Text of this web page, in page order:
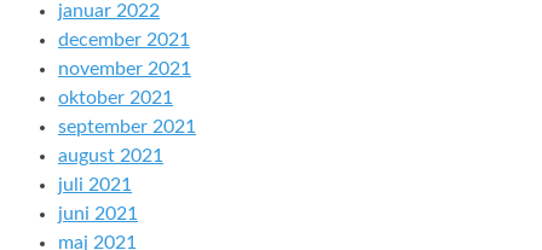
januar 2022
december 2021
november 2021
oktober 2021
september 2021
august 2021
juli 2021
juni 2021
maj 2021